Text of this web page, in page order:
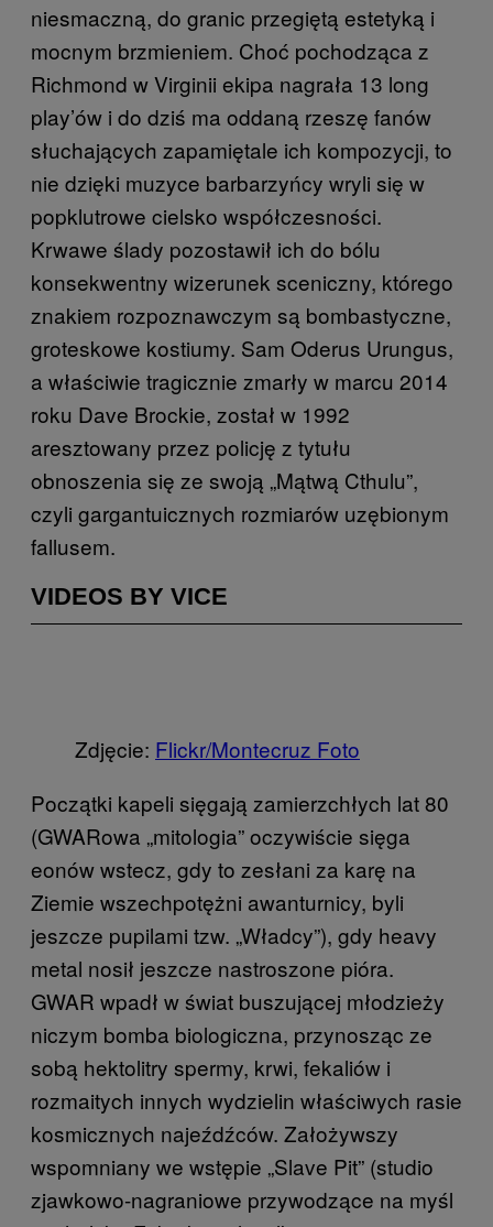
niesmaczną, do granic przegiętą estetyką i
mocnym brzmieniem. Choć pochodząca z
Richmond w Virginii ekipa nagrała 13 long
play’ów i do dziś ma oddaną rzeszę fanów
słuchających zapamiętale ich kompozycji, to
nie dzięki muzyce barbarzyńcy wryli się w
popklutrowe cielsko współczesności.
Krwawe ślady pozostawił ich do bólu
konsekwentny wizerunek sceniczny, którego
znakiem rozpoznawczym są bombastyczne,
groteskowe kostiumy. Sam Oderus Urungus,
a właściwie tragicznie zmarły w marcu 2014
roku Dave Brockie, został w 1992
aresztowany przez policję z tytułu
obnoszenia się ze swoją „Mątwą Cthulu”,
czyli gargantuicznych rozmiarów uzębionym
fallusem.
VIDEOS BY VICE
Zdjęcie: Flickr/Montecruz Foto
Początki kapeli sięgają zamierzchłych lat 80
(GWARowa „mitologia” oczywiście sięga
eonów wstecz, gdy to zesłani za karę na
Ziemie wszechpotężni awanturnicy, byli
jeszcze pupilami tzw. „Władcy”), gdy heavy
metal nosił jeszcze nastroszone pióra.
GWAR wpadł w świat buszującej młodzieży
niczym bomba biologiczna, przynosząc ze
sobą hektolitry spermy, krwi, fekaliów i
rozmaitych innych wydzielin właściwych rasie
kosmicznych najeźdźców. Założywszy
wspomniany we wstępie „Slave Pit” (studio
zjawkowo-nagraniowe przywodzące na myśl